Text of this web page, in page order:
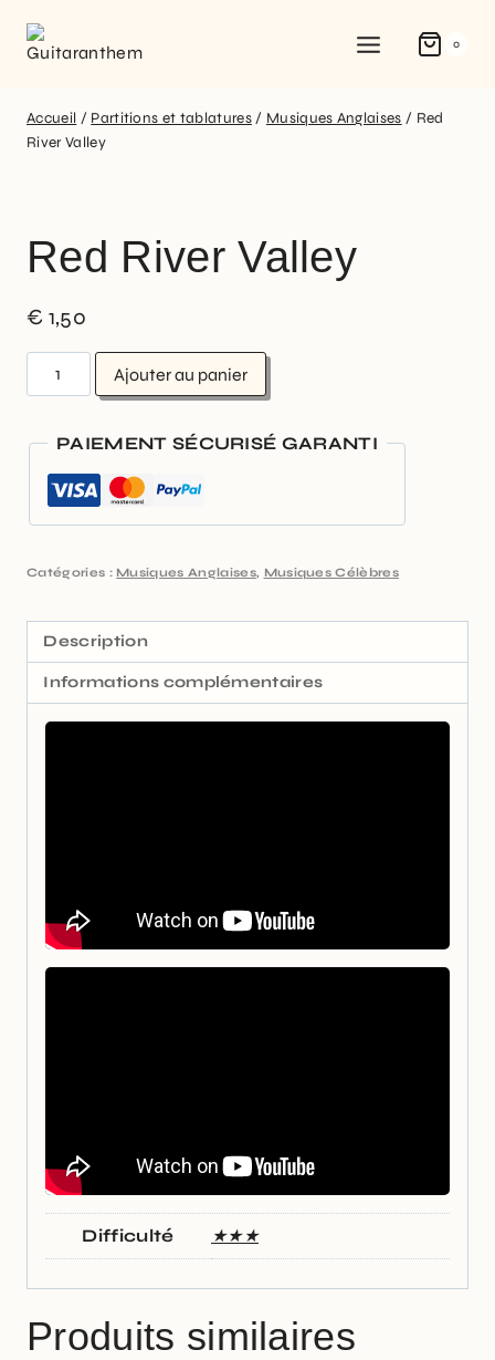
0
Accueil / Partitions et tablatures / Musiques Anglaises / Red
River Valley
Red River Valley
€ 1,50
Ajouter au panier
PAIEMENT SÉCURISÉ GARANTI
Catégories : Musiques Anglaises, Musiques Célèbres
Description
Informations complémentaires
Difficulté ★★★
Produits similaires